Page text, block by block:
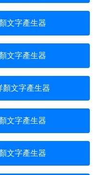
文字產生器
文字產生器
顏文字產生器
文字產生器
文字產生器